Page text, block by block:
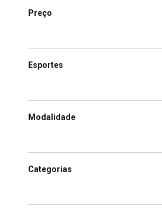
Preço
Esportes
Modalidade
Categorias